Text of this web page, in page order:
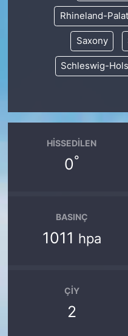
Rhineland-
Saxony
Schleswig-
HISSEDILEN
0°
BASINÇ
1011 hpa
ÇIY
2